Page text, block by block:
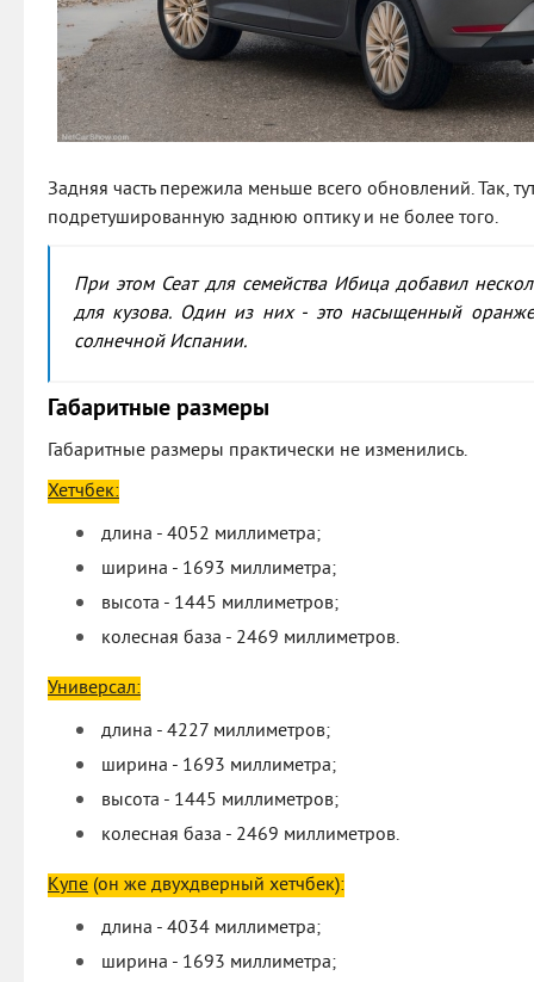
Задняя часть пережила меньше всего обновлений. Так,
подретушированную заднюю оптику и не более того.
При этом Сеат для семейства Ибица добавил
для кузова. Один из них - это насыщенный
солнечной Испании.
Габаритные размеры
Габаритные размеры практически не изменились.
Хетчбек:
длина - 4052 миллиметра;
ширина - 1693 миллиметра;
высота - 1445 миллиметров;
колесная база - 2469 миллиметров.
Универсал:
длина - 4227 миллиметров;
ширина - 1693 миллиметра;
высота - 1445 миллиметров;
колесная база - 2469 миллиметров.
Купе (он же двухдверный хетчбек):
длина - 4034 миллиметра;
ширина - 1693 миллиметра;